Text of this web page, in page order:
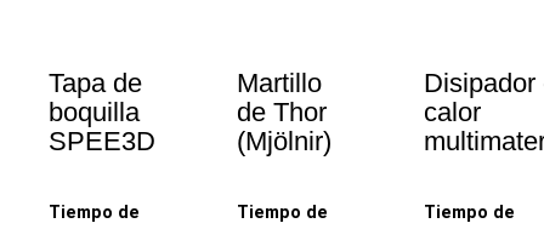
Tapa de
boquilla
SPEE3D
Tiempo de
Martillo
de Thor
(Mjölnir)
Tiempo de
Disipador
calor
Tiempo de